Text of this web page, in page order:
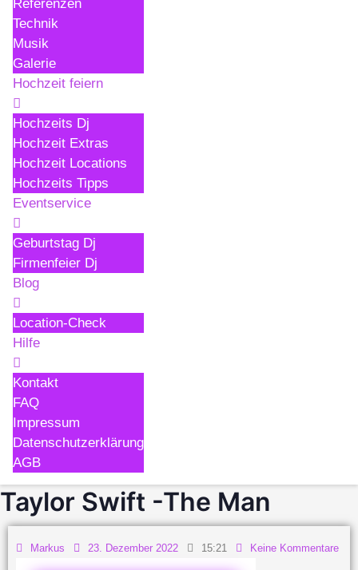
Referenzen
Technik
Musik
Galerie
Hochzeit feiern
Hochzeits Dj
Hochzeit Extras
Hochzeit Locations
Hochzeits Tipps
Eventservice
Geburtstag Dj
Firmenfeier Dj
Blog
Location-Check
Hilfe
Kontakt
FAQ
Impressum
Datenschutzerklärung
AGB
Taylor Swift -The Man
Markus 23. Dezember 2022 15:21 Keine Kommentare